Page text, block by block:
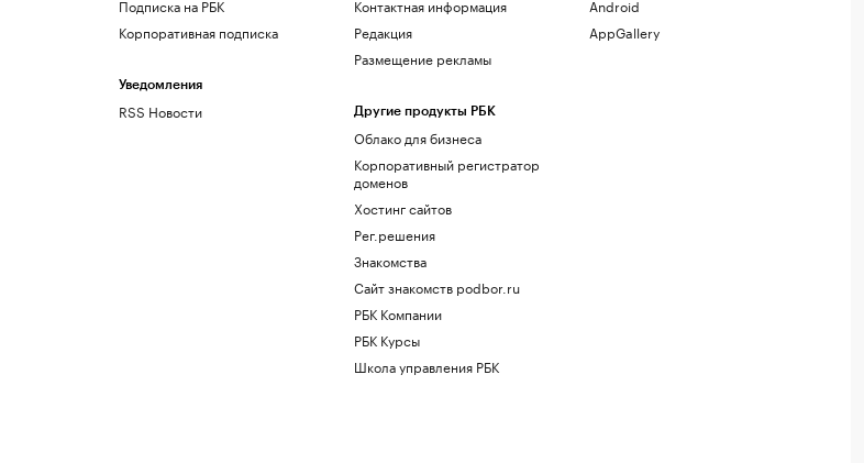
Подписка на РБК
Корпоративная подписка
Уведомления
RSS Новости
Контактная информация
Редакция
Размещение рекламы
Другие продукты РБК
Облако для бизнеса
Корпоративный регистратор
доменов
Хостинг сайтов
Рег.решения
Знакомства
Сайт знакомств podbor.ru
РБК Компании
РБК Курсы
Школа управления РБК
Android
AppGallery